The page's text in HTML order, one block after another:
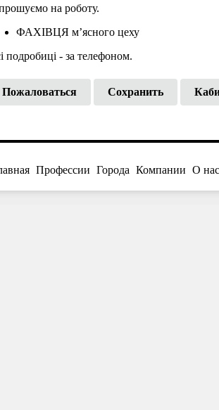
на роботу.
ФАХІВЦЯ м’ясного цеху
подробиці - за телефоном.
Пожаловаться Сохранить
Профессии Города Компании О нас